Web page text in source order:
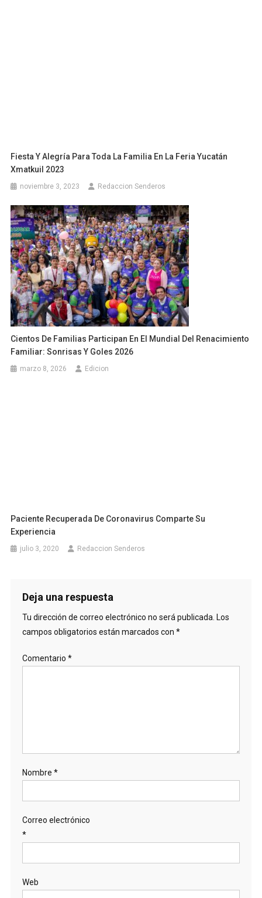
Fiesta Y Alegría Para Toda La Familia En La Feria Yucatán
Xmatkuil 2023
noviembre 3, 2023 Redaccion Senderos
Cientos De Familias Participan En El Mundial Del Renacimiento
Familiar: Sonrisas Y Goles 2026
marzo 8, 2026 Edicion
Paciente Recuperada De Coronavirus Comparte Su
Experiencia
julio 3, 2020 Redaccion Senderos
Deja una respuesta
Tu dirección de correo electrónico no será publicada. Los
campos obligatorios están marcados con *
Comentario *
Nombre *
Correo electrónico
*
Web